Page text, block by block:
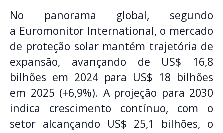
No panorama global, segundo
a Euromonitor International, o mercado
de proteção solar mantém trajetória de
expansão, avançando de US$ 16,8
bilhões em 2024 para US$ 18 bilhões
em 2025 (+6,9%). A projeção para 2030
indica crescimento contínuo, com o
setor alcançando US$ 25,1 bilhões, o